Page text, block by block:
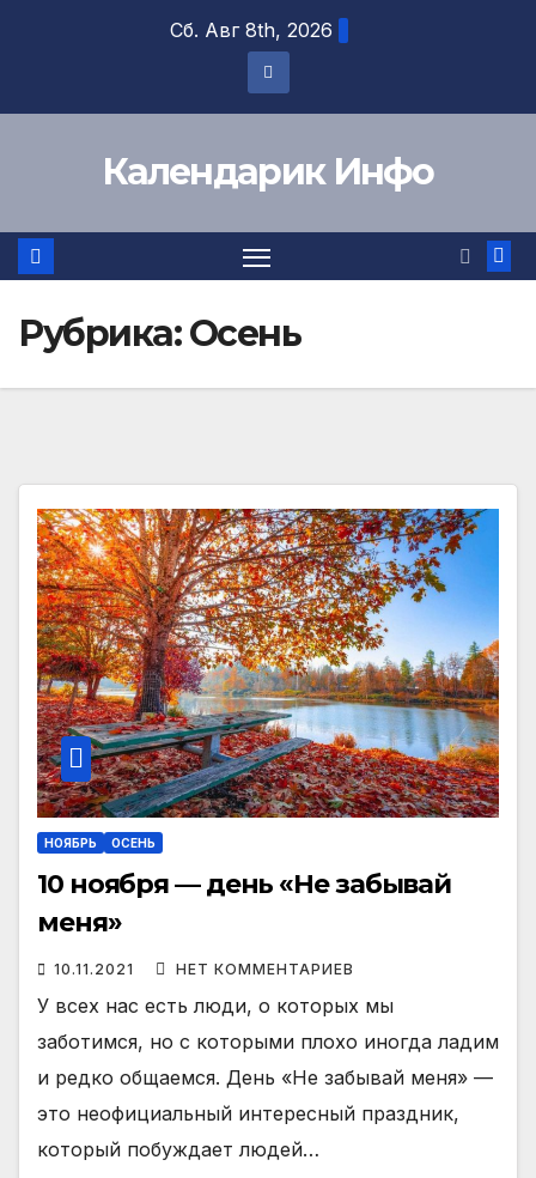
Сб. Авг 8th, 2026
Календарик Инфо
Рубрика:Осень
НОЯБРЬ ОСЕНЬ
10 ноября — день «Не забывай
меня»
10.11.2021 НЕТ КОММЕНТАРИЕВ
У всех нас есть люди, о которых мы
заботимся, но с которыми плохо иногда ладим
и редко общаемся. День «Не забывай меня» —
это неофициальный интересный праздник,
который побуждает людей…